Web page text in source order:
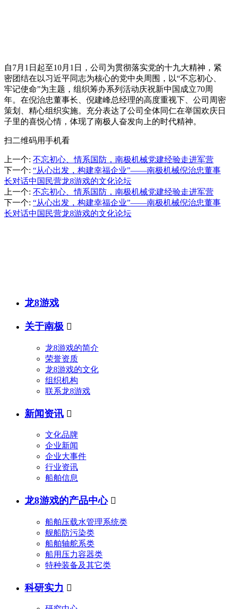
自7月1日起至10月1日，公司为贯彻落实党的十九大精神，紧
密团结在以习近平同志为核心的党中央周围，以“不忘初心、
牢记使命”为主题，组织筹办系列活动庆祝新中国成立70周
年。在倪治忠董事长、倪建峰总经理的高度重视下、公司周密
策划、精心组织实施。充分表达了公司全体同仁在举国欢庆日
子里的喜悦心情，体现了南极人奋发向上的时代精神。
扫二维码用手机看
上一个: 不忘初心、情系国防，南极机械党建经验走进军营
下一个: “从心出发，构建幸福企业”——南极机械倪治忠董事
长对话中国民营龙8游戏的文化论坛
上一个: 不忘初心、情系国防，南极机械党建经验走进军营
下一个: “从心出发，构建幸福企业”——南极机械倪治忠董事
长对话中国民营龙8游戏的文化论坛
龙8游戏
关于南极 
龙8游戏的简介
荣誉资质
龙8游戏的文化
组织机构
联系龙8游戏
新闻资讯 
文化品牌
企业新闻
企业大事件
行业资讯
船舶信息
龙8游戏的产品中心 
船舶压载水管理系统类
舰船防污染类
船舶轴舵系类
船用压力容器类
特种装备及其它类
科研实力 